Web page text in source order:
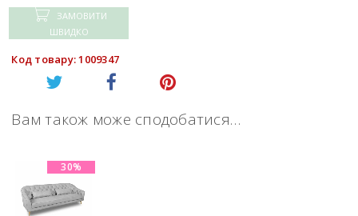
ЗАМОВИТИ
ШВИДКО
Код товару: 1009347
Вам також може сподобатися…
30%